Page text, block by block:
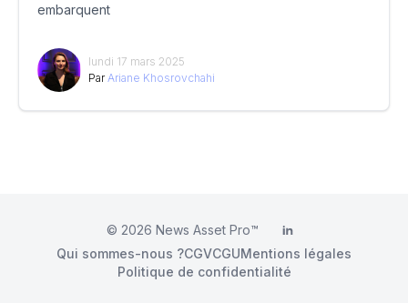
embarquent
lundi 17 mars 2025
Par Ariane Khosrovchahi
© 2026 News Asset Pro™ LinkedIn
Qui sommes-nous ?CGVCGUMentions légales
Politique de confidentialité